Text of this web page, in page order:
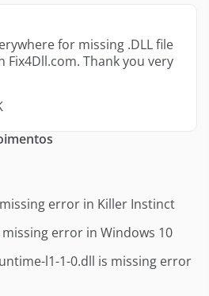
for missing .DLL file
Thank you very
error in Killer Instinct
error in Windows 10
l1-1-0.dll is missing error